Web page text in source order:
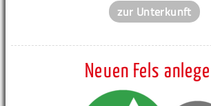
zur Unterkunft
Neuen Fels